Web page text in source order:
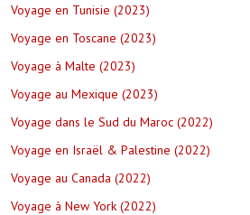
Voyage en Tunisie (2023)
Voyage en Toscane (2023)
Voyage à Malte (2023)
Voyage au Mexique (2023)
Voyage dans le Sud du Maroc (2022)
Voyage en Israël & Palestine (2022)
Voyage au Canada (2022)
Voyage à New York (2022)